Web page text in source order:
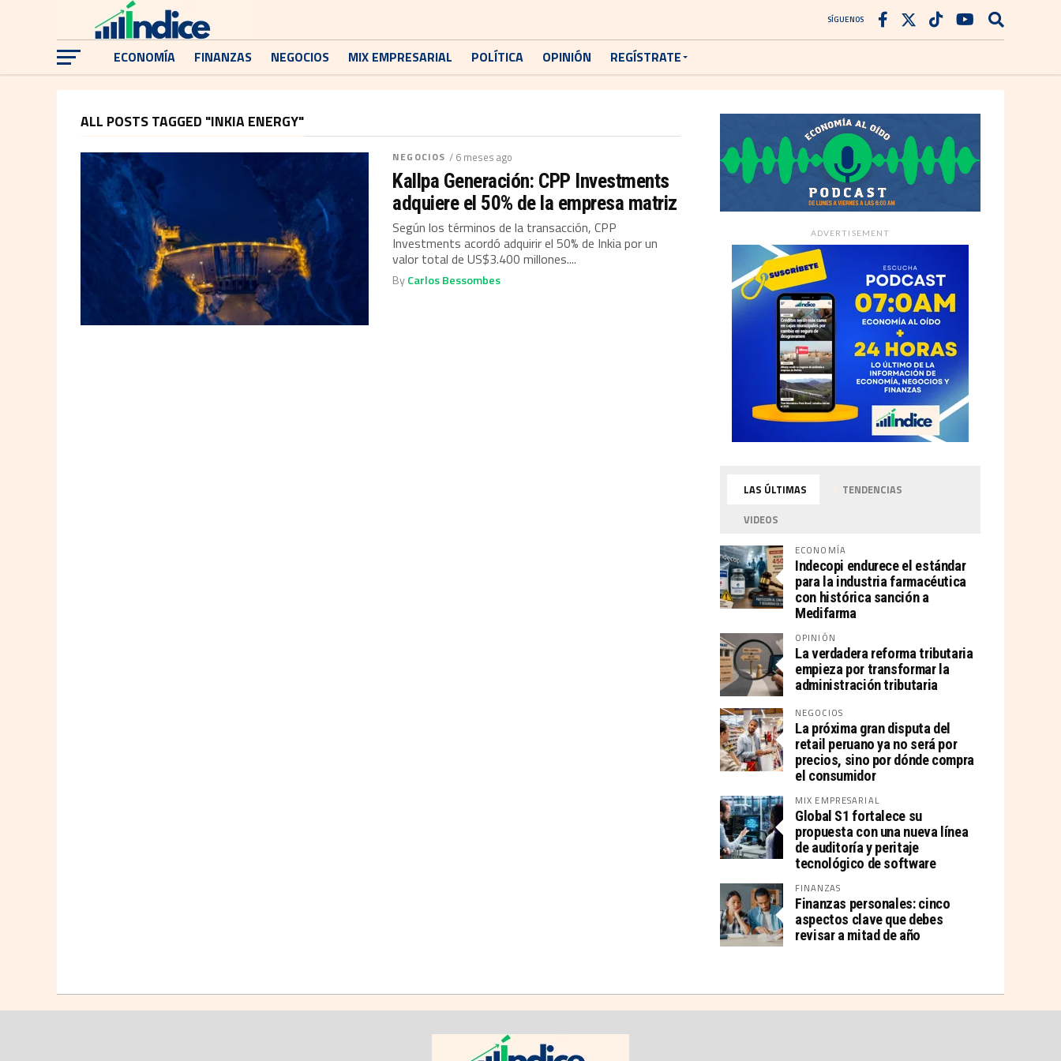
SÍGUENOS
ECONOMÍA FINANZAS NEGOCIOS MIX EMPRESARIAL POLÍTICA OPINIÓN REGÍSTRATE
ALL POSTS TAGGED "INKIA ENERGY"
NEGOCIOS / 6 meses ago
Kallpa Generación: CPP Investments
adquiere el 50% de la empresa matriz
Según los términos de la transacción, CPP
Investments acordó adquirir el 50% de Inkia por un
valor total de US$3.400 millones....
ByCarlos Bessombes
ADVERTISEMENT
LAS ÚLTIMAS
TENDENCIAS
VIDEOS
ECONOMÍA
Indecopi endurece el estándar
para la industria farmacéutica
con histórica sanción a
Medifarma
OPINIÓN
La verdadera reforma tributaria
empieza por transformar la
administración tributaria
NEGOCIOS
La próxima gran disputa del
retail peruano ya no será por
precios, sino por dónde compra
el consumidor
MIX EMPRESARIAL
Global S1 fortalece su
propuesta con una nueva línea
de auditoría y peritaje
tecnológico de software
FINANZAS
Finanzas personales: cinco
aspectos clave que debes
revisar a mitad de año